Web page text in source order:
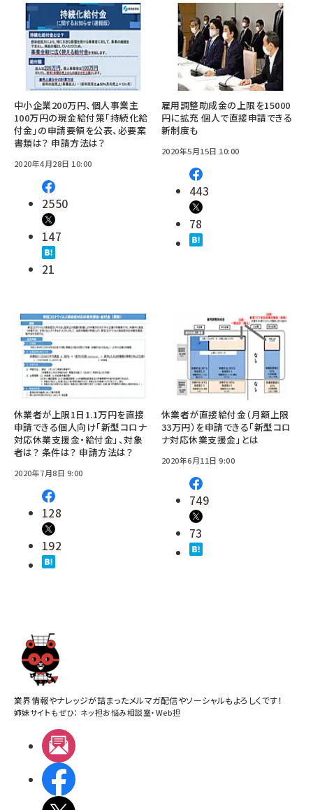
中小企業200万円、個人事業主
100万円の現金給付策「持続化給
付金」の申請要領を公表、必要案
書類は？ 申請方法は？
2020年4月28日 10:00
2550
147
21
雇用調整助成金の上限を15000
円に拡充 個人で直接申請できる
新制度も
2020年5月15日 10:00
443
78
休業者が上限1日1.1万円を直接
申請できる個人向け「新型コロナ
対応休業支援金・給付金」、対象
者は？ 条件は？ 申請方法は？
2020年7月8日 9:00
128
192
休業者が直接給付金（月額上限
33万円）を申請できる「新型コロ
ナ対応休業支援金」とは
2020年6月11日 9:00
749
73
業界情報やナレッジが詰まったメルマガ配信やソーシャルもよろしくです！
姉妹サイトもぜひ： ネッ担お悩み相談室・Web担